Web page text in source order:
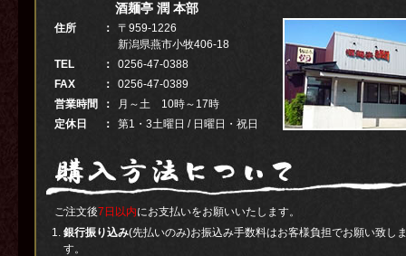
酒麺亭 潤 本部
住所 ：
〒959-1226
新潟県燕市小牧406-18
TEL
：
0256-47-0388
FAX
：
0256-47-0389
営業時間
：
月～土 10時～17時
定休日
： 第1・3土曜日 / 日曜日・祝日
ご注文後7日以内にお支払いをお願いいたします。
銀行振り込み(先払いのみ)お振込み手数料はお客様負担でお願い致し
す。